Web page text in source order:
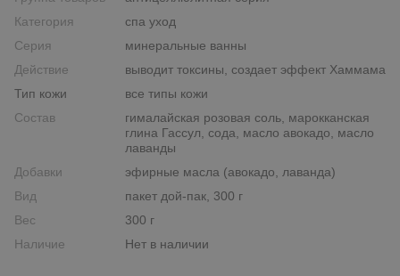
Категория
спа уход
Серия
минеральные ванны
Действие
выводит токсины, создает эффект Хаммама
Тип кожи
все типы кожи
Состав
гималайская розовая соль, марокканская
глина Гассул, сода, масло авокадо, масло
лаванды
Добавки
эфирные масла (авокадо, лаванда)
Вид
пакет дой-пак, 300 г
Вес
300 г
Наличие
Нет в наличии